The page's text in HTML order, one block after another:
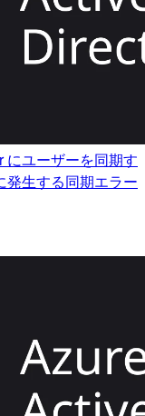
にユーザーを同期す
発生する同期エラー